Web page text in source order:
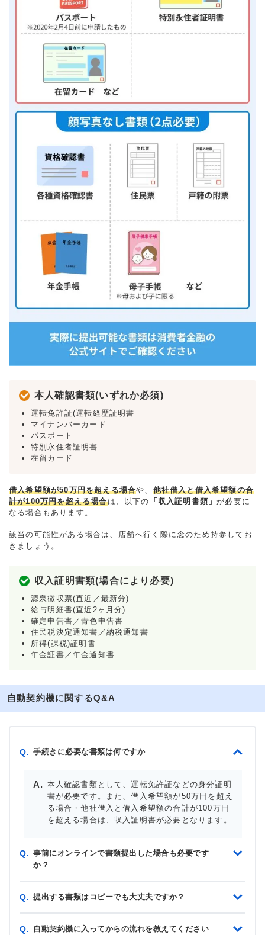
本人確認書類(いずれか必須)
運転免許証(運転経歴証明書
マイナンバーカード
パスポート
特別永住者証明書
在留カード
借入希望額が50万円を超える場合や、 他社借入と借入希望額の合
計が100万円を超える場合は、以下の 「収入証明書類」が必要に
なる場合もあります。
該当の可能性がある場合は、店舗へ行く際に念のため持参してお
きましょう。
収入証明書類(場合により必要)
源泉徴収票(直近／最新分)
給与明細書(直近2ヶ月分)
確定申告書／青色申告書
住民税決定通知書／納税通知書
所得(課税)証明書
年金証書／年金通知書
自動契約機に関するQ&A
Q. 手続きに必要な書類は何ですか
本人確認書類として、運転免許証などの身分証明
書が必要です。また、借入希望額が50万円を超え
る場合・他社借入と借入希望額の合計が100万円
を超える場合は、収入証明書が必要となります。
Q. 事前にオンラインで書類提出した場合も必要です
か？
Q. 提出する書類はコピーでも大丈夫ですか？
Q. 自動契約機に入ってからの流れを教えてください